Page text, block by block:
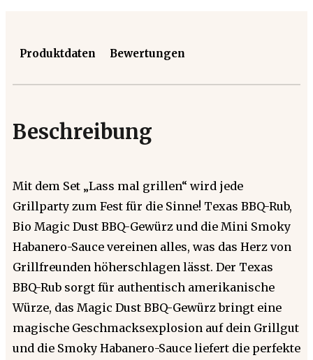
Produktdaten Bewertungen
Beschreibung
Mit dem Set „Lass mal grillen“ wird jede
Grillparty zum Fest für die Sinne! Texas BBQ-Rub,
Bio Magic Dust BBQ-Gewürz und die Mini Smoky
Habanero-Sauce vereinen alles, was das Herz von
Grillfreunden höherschlagen lässt. Der Texas
BBQ-Rub sorgt für authentisch amerikanische
Würze, das Magic Dust BBQ-Gewürz bringt eine
magische Geschmacksexplosion auf dein Grillgut
und die Smoky Habanero-Sauce liefert die perfekte